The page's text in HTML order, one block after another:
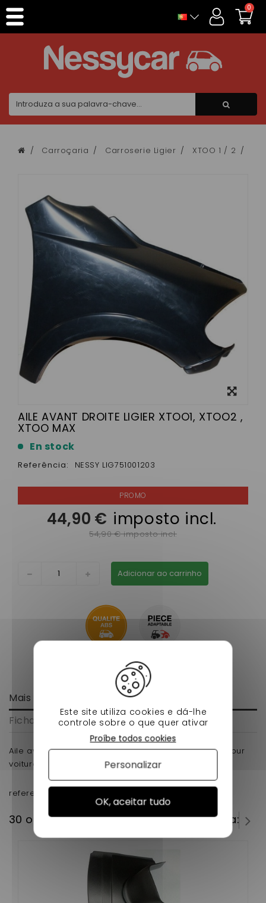
0
Carroçaria Carroserie Ligier XTOO 1 / 2
AILE AVANT DROITE LIGIER XTOO1, XTOO2 ,
XTOO MAX
En stock
Referência: NESSY LIG751001203
44,90 € imposto incl.
54,90 € imposto incl.
Adicionar ao carrinho
Mais informação
Ficha de dados
Aile avant passager ligier xtoo1 xtoo2 et xtoo max pour
voiture sans permis en ABS pret a peindre .
reference d'origine : 0187753
30 outros produtos na mesma categoria:
Painel de Gerenciamento de Cookies
Este site utiliza cookies e dá-lhe
controle sobre o que quer ativar
OK, aceitar tudo
Proíbe todos cookies
Personalizar